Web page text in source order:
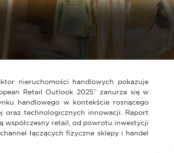
nieruchomości handlowych pokazuje
Retail Outlook 2025” zanurza się w
handlowego w kontekście rosnącego
oraz technologicznych innowacji. Raport
współczesny retail, od powrotu inwestycji
łączących fizyczne sklepy i handel